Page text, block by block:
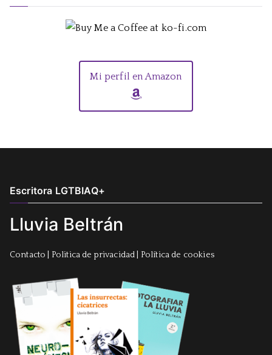
Mi perfil en Amazon
Escritora LGTBIAQ+
Lluvia Beltrán
Contacto Politica de privacidad Política de cookies